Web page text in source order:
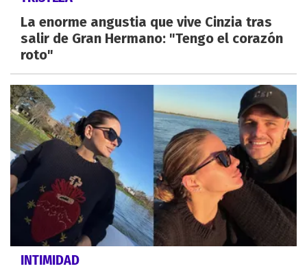
La enorme angustia que vive Cinzia tras
salir de Gran Hermano: "Tengo el corazón
roto"
INTIMIDAD